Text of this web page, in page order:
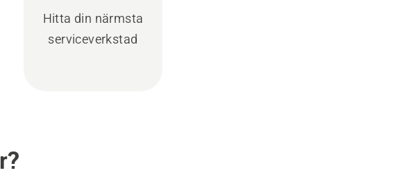
Hitta din närmsta
serviceverkstad